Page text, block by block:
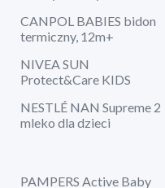
CANPOL BABIES bidon
termiczny, 12m+
NIVEA SUN
Protect&Care KIDS
NESTLÉ NAN Supreme 2
mleko dla dzieci
PAMPERS Active Baby